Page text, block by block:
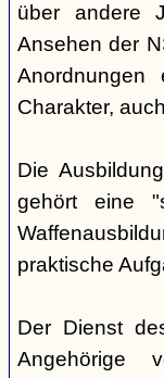
über andere
Ansehen der
Anordnungen
Charakter,
Die
gehört eine
praktische
Der Dienst
Angehörige